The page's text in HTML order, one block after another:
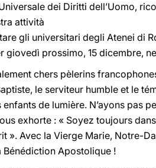
dei Diritti dell’Uomo,
attività
gli universitari degli Atenei di
giovedì prossimo, 15 dicembre,
chers pèlerins
le serviteur humble et le
enfants de lumière. N’ayons pas
exhorte : « Soyez toujours
». Avec la Vierge Marie, Notre-
Bénédiction Apostolique !